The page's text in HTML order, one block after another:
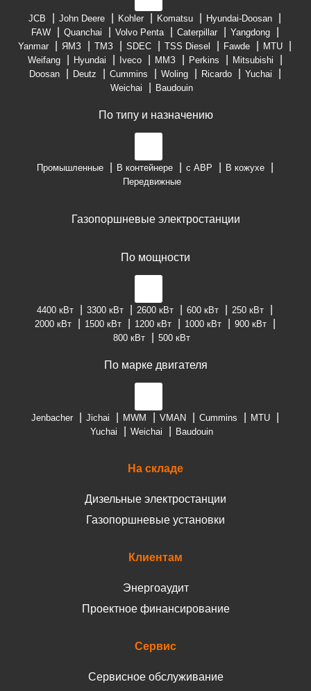
JCB John Deere Kohler Komatsu
Hyundai-Doosan
FAW
Quanchai Volvo Penta Caterpillar
Yangdong
Yanmar
ЯМЗ ТМЗ SDEC TSS Diesel Fawde
MTU
Weifang
Hyundai Iveco ММЗ Perkins
Mitsubishi
Doosan
Deutz Cummins Woling Ricardo
Yuchai
Weichai
Baudouin
По типу и назначению
Промышленные В контейнере с АВР
В кожухе
Передвижные
Газопоршневые электростанции
По мощности
4400 кВт 3300 кВт 2600 кВт 600 кВт
250 кВт
2000 кВт
1500 кВт 1200 кВт 1000 кВт
900 кВт
800 кВт
500 кВт
По марке двигателя
Jenbacher Jichai MWM VMAN Cummins
MTU
Yuchai
Weichai Baudouin
На складе
Дизельные электростанции
Газопоршневые установки
Клиентам
Энергоаудит
Проектное финансирование
Сервис
Сервисное обслуживание